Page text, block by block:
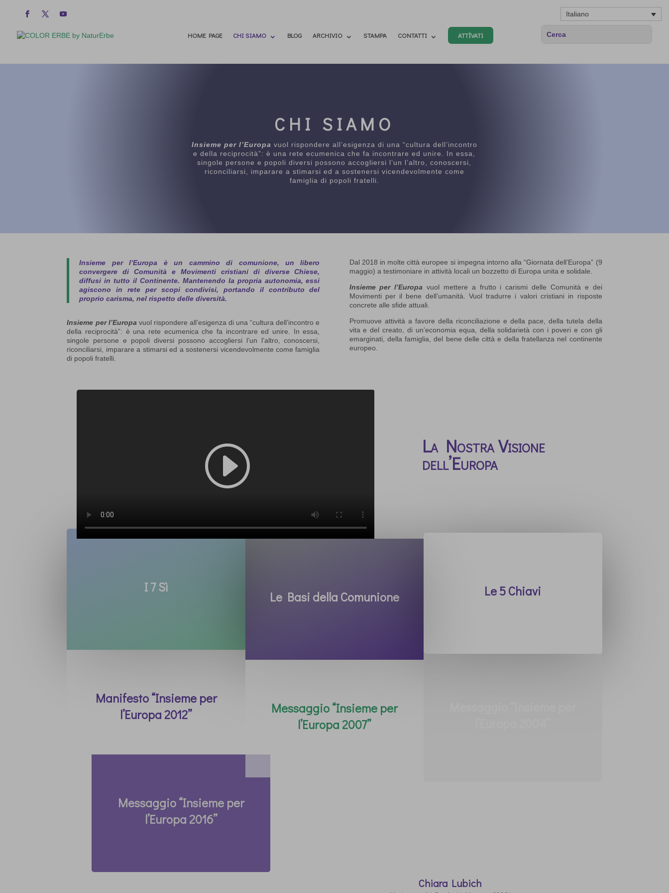
Italiano
HOME PAGE CHI SIAMO BLOG ARCHIVIO STAMPA CONTATTI ATTÌVATI
CHI SIAMO
Insieme per l’Europa vuol rispondere all’esigenza di una “cultura dell’incontro
e della reciprocità”: è una rete ecumenica che fa incontrare ed unire. In essa,
singole persone e popoli diversi possono accogliersi l’un l’altro, conoscersi,
riconciliarsi, imparare a stimarsi ed a sostenersi vicendevolmente come
famiglia di popoli fratelli.
Insieme per l’Europa è un cammino di comunione, un libero
convergere di Comunità e Movimenti cristiani di diverse Chiese,
diffusi in tutto il Continente. Mantenendo la propria autonomia, essi
agiscono in rete per scopi condivisi, portando il contributo del
proprio carisma, nel rispetto delle diversità.
Insieme per l’Europa vuol rispondere all’esigenza di una “cultura dell’incontro e
della reciprocità”: è una rete ecumenica che fa incontrare ed unire. In essa,
singole persone e popoli diversi possono accogliersi l’un l’altro, conoscersi,
riconciliarsi, imparare a stimarsi ed a sostenersi vicendevolmente come famiglia
di popoli fratelli.
Dal 2018 in molte città europee si impegna intorno alla “Giornata dell’Europa” (9
maggio) a testimoniare in attività locali un bozzetto di Europa unita e solidale.
Insieme per l’Europa vuol mettere a frutto i carismi delle Comunità e dei
Movimenti per il bene dell’umanità. Vuol tradurre i valori cristiani in risposte
concrete alle sfide attuali.
Promuove attività a favore della riconciliazione e della pace, della tutela della
vita e del creato, di un’economia equa, della solidarietà con i poveri e con gli
emarginati, della famiglia, del bene delle città e della fratellanza nel continente
europeo.
La Nostra Visione
dell’Europa
I 7 Sì
Manifesto “Insieme per
l’Europa 2012”
Messaggio “Insieme per
l’Europa 2016”
Le Basi della Comunione
Messaggio “Insieme per
l’Europa 2007”
Le 5 Chiavi
Chiara Lubich